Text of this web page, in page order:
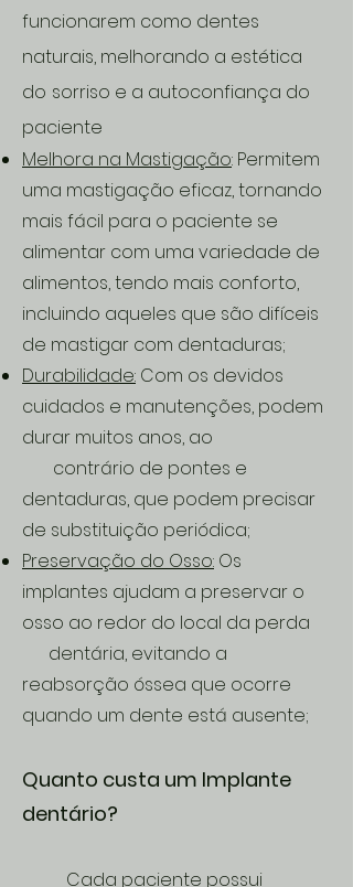
funcionarem como dentes
naturais, melhorando a estética
do sorriso e a autoconfiança do
paciente
Melhora na Mastigação: Permitem
uma mastigação eficaz, tornando
mais fácil para o paciente se
alimentar com uma variedade de
alimentos, tendo mais conforto,
incluindo aqueles que são difíceis
de mastigar com dentaduras;
Durabilidade: Com os devidos
cuidados e manutenções, podem
durar muitos anos, ao
contrário de pontes e
dentaduras, que podem precisar
de substituição periódica;
Preservação do Osso: Os
implantes ajudam a preservar o
osso ao redor do local da perda
dentária, evitando a
reabsorção óssea que ocorre
quando um dente está ausente;
Quanto custa um Implante
dentário?
Cada paciente possui